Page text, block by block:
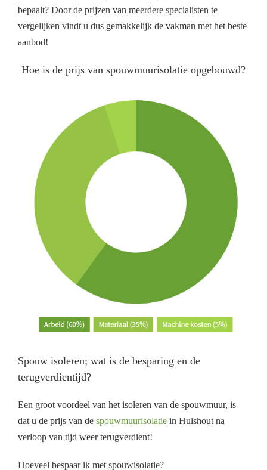
bepaalt? Door de prijzen van meerdere specialisten te
vergelijken vindt u dus gemakkelijk de vakman met het beste
aanbod!
Hoe is de prijs van spouwmuurisolatie opgebouwd?
Spouw isoleren; wat is de besparing en de
terugverdientijd?
Een groot voordeel van het isoleren van de spouwmuur, is
dat u de prijs van de spouwmuurisolatie in Hulshout na
verloop van tijd weer terugverdient!
Hoeveel bespaar ik met spouwisolatie?